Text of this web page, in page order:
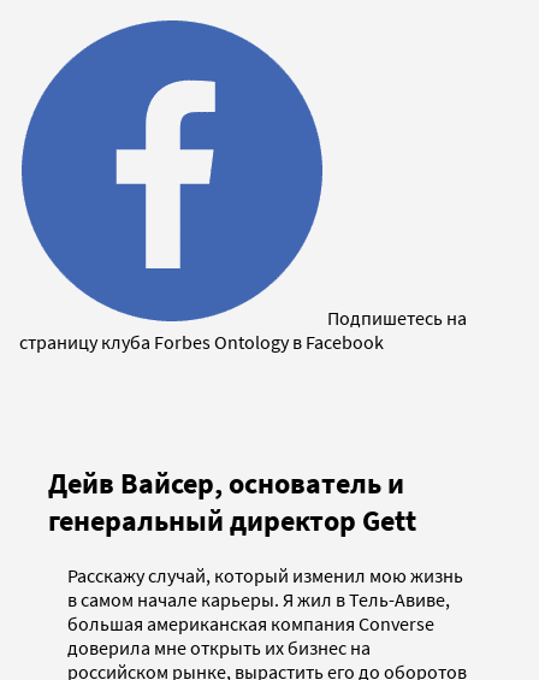
Подпишетесь на
страницу клуба Forbes Ontology в Facebook
Дейв Вайсер, основатель и
генеральный директор Gett
Расскажу случай, который изменил мою жизнь
в самом начале карьеры. Я жил в Тель-Авиве,
большая американская компания Converse
доверила мнe открыть их бизнес на
российском рынке, вырастить его до оборотов